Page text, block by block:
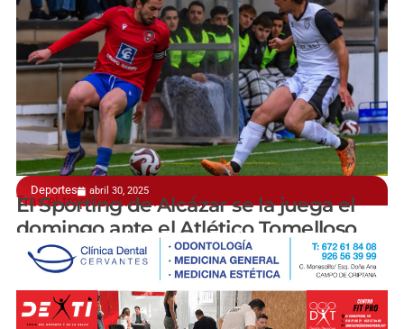
Deportes abril 30, 2025
Tras el tropiezo en Almodóvar
El Sporting de Alcázar se la juega el
domingo ante el Atlético Tomelloso
manchainformacion.com